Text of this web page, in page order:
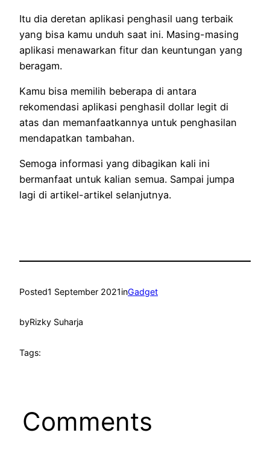
Itu dia deretan aplikasi penghasil uang terbaik
yang bisa kamu unduh saat ini. Masing-masing
aplikasi menawarkan fitur dan keuntungan yang
beragam.
Kamu bisa memilih beberapa di antara
rekomendasi aplikasi penghasil dollar legit di
atas dan memanfaatkannya untuk penghasilan
mendapatkan tambahan.
Semoga informasi yang dibagikan kali ini
bermanfaat untuk kalian semua. Sampai jumpa
lagi di artikel-artikel selanjutnya.
Posted1 September 2021inGadget
byRizky Suharja
Tags:
Comments